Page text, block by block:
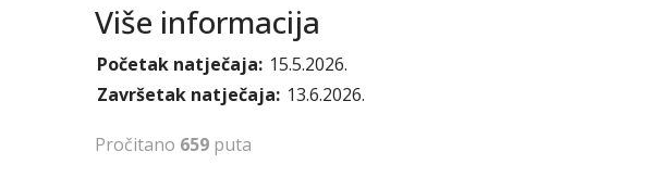
Više informacija
Početak natječaja: 15.5.2026.
Završetak natječaja: 13.6.2026.
Pročitano 659 puta